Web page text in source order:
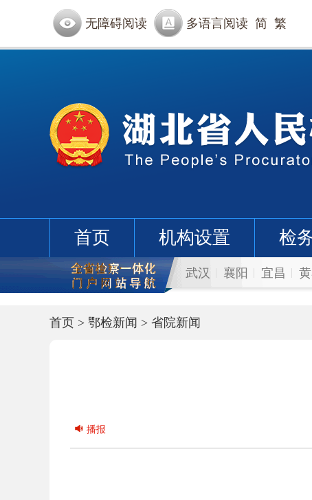
无障碍阅读 多语言阅读 简 繁
首页 机构设置 检
武汉 襄阳 宜昌
首页 > 鄂检新闻 > 省院新闻
播报